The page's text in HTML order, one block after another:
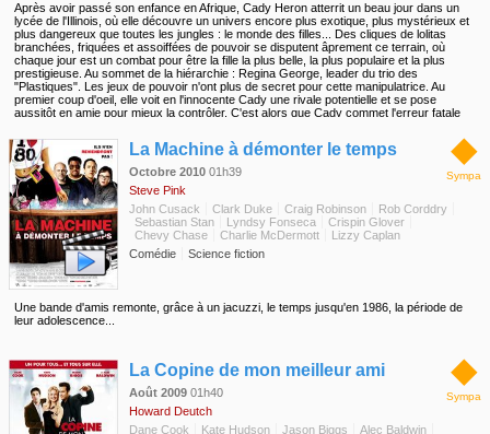
Après avoir passé son enfance en Afrique, Cady Heron atterrit un beau jour dans un
lycée de l'Illinois, où elle découvre un univers encore plus exotique, plus mystérieux et
plus dangereux que toutes les jungles : le monde des filles... Des cliques de lolitas
branchées, friquées et assoiffées de pouvoir se disputent âprement ce terrain, où
chaque jour est un combat pour être la fille la plus belle, la plus populaire et la plus
prestigieuse. Au sommet de la hiérarchie : Regina George, leader du trio des
"Plastiques". Les jeux de pouvoir n'ont plus de secret pour cette manipulatrice. Au
premier coup d'oeil, elle voit en l'innocente Cady une rivale potentielle et se pose
aussitôt en amie pour mieux la contrôler. C'est alors que Cady commet l'erreur fatale
◆
Sympa
La Machine à démonter le temps
Octobre 2010 01h39
Steve Pink
John Cusack
Clark Duke Craig Robinson
Rob Corddry
Sebastian Stan
Lyndsy Fonseca
Crispin Glover
Chevy Chase
Charlie McDermott
Lizzy Caplan
Comédie
Science fiction
Une bande d'amis remonte, grâce à un jacuzzi, le temps jusqu'en 1986, la période de
leur adolescence...
◆
Sympa
La Copine de mon meilleur ami
Août 2009 01h40
Howard Deutch
Dane Cook
Kate Hudson Jason Biggs Alec Baldwin